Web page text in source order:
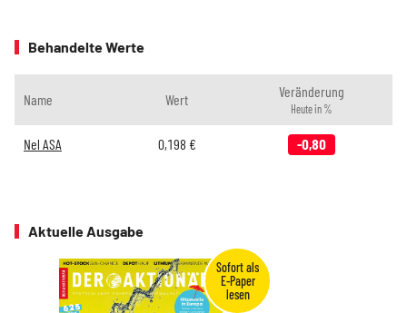
Behandelte Werte
Name Wert Veränderung
Heute in %
Nel ASA 0,198 € -0,80
Aktuelle Ausgabe